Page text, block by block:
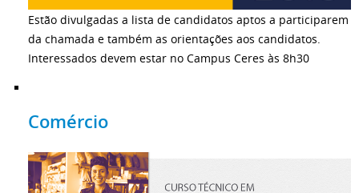
Estão divulgadas a lista de candidatos aptos a participarem
da chamada e também as orientações aos candidatos.
Interessados devem estar no Campus Ceres às 8h30
Comércio